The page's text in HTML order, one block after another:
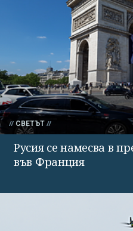
СВЕТЪТ
Русия се намесва в
във Франция